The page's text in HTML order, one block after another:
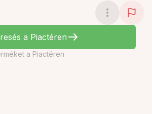
a Piactéren
a Piactéren